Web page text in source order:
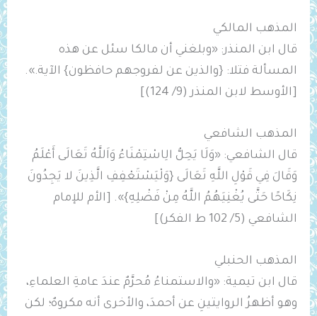
المذهب المالكي
قال ابن المنذر: «وبلغني أن ‌مالكا سئل عن هذه
المسألة فتلا: {والذين عن لفروجهم حافظون} الآية.».
[الأوسط لابن المنذر (9/ 124)]
المذهب الشافعي
قال الشافعي: «وَلَا يَحِلُّ ‌الِاسْتِمْنَاءُ وَاَللَّهُ تَعَالَى أَعْلَمُ
وَقَالَ فِي قَوْلِ اللَّهِ تَعَالَى {وَلْيَسْتَعْفِفِ الَّذِينَ لا يَجِدُونَ
نِكَاحًا حَتَّى يُغْنِيَهُمُ اللَّهُ مِنْ فَضْلِهِ}». [الأم للإمام
الشافعي (5/ 102 ط الفكر)]
المذهب الحنبلي
قال ابن تيمية: «‌‌‌والاستمناءُ مُحرَّمٌ عندَ عامةِ العلماءِ،
وهو أظهرُ الروايتينِ عن أحمدَ، والأخرى أنه مكروهٌ؛ لكن